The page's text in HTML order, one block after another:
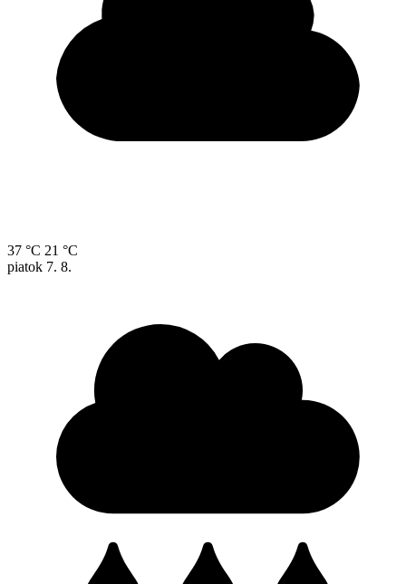
37 °C 21 °C
piatok 7. 8.